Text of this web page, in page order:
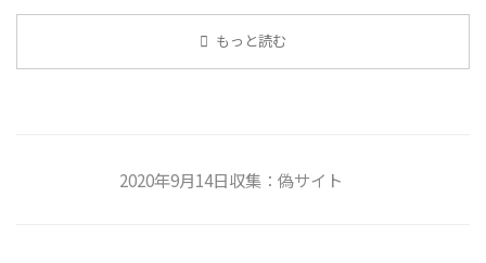
もっと読む
2020年9月14日収集：偽サイト